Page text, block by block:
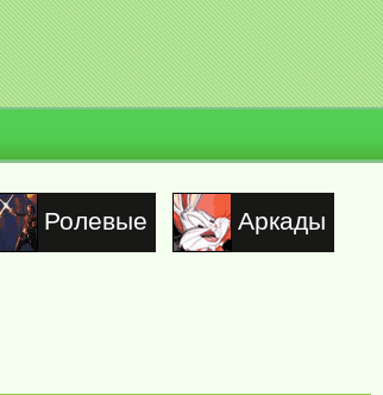
Ролевые Аркады